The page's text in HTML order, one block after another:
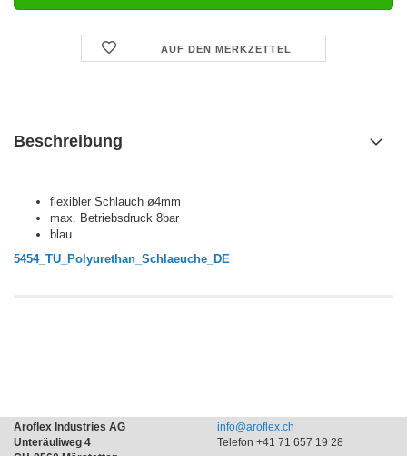
AUF DEN MERKZETTEL
Beschreibung
flexibler Schlauch ø4mm
max. Betriebsdruck 8bar
blau
5454_TU_Polyurethan_Schlaeuche_DE
Aroflex Industries AG
Unteräuliweg 4
info@aroflex.ch
Telefon +41 71 657 19 28